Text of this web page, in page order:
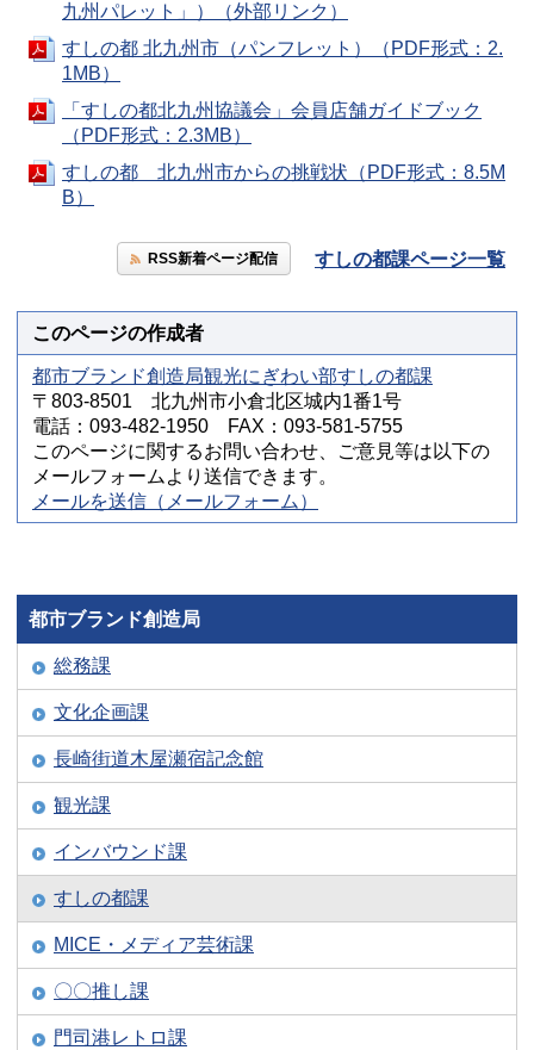
九州パレット」）（外部リンク）
すしの都 北九州市（パンフレット）（PDF形式：2.
1MB）
「すしの都北九州協議会」会員店舗ガイドブック
（PDF形式：2.3MB）
すしの都 北九州市からの挑戦状（PDF形式：8.5M
B）
RSS新着ページ配信 すしの都課ページ一覧
このページの作成者
都市ブランド創造局観光にぎわい部すしの都課
〒803-8501 北九州市小倉北区城内1番1号
電話：093-482-1950 FAX：093-581-5755
このページに関するお問い合わせ、ご意見等は以下の
メールフォームより送信できます。
メールを送信（メールフォーム）
都市ブランド創造局
総務課
文化企画課
長崎街道木屋瀬宿記念館
観光課
インバウンド課
すしの都課
MICE・メディア芸術課
〇〇推し課
門司港レトロ課